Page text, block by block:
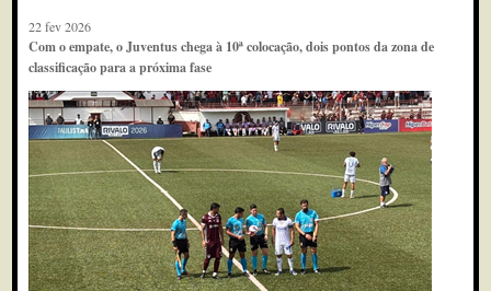
22 fev 2026
Com o empate, o Juventus chega à 10ª colocação, dois pontos da zona de
classificação para a próxima fase